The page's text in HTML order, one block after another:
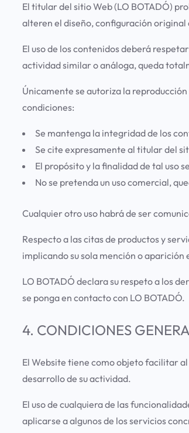
El titular del sitio Web (LO BOTADÓ)
alteren el diseño, configuración
El uso de los contenidos deberá
actividad similar o análoga, queda
Únicamente se autoriza la
condiciones:
Se mantenga la integridad de los
Se cite expresamente al titular del
El propósito y la finalidad de tal uso
No se pretenda un uso comercial,
Cualquier otro uso habrá de ser
Respecto a las citas de productos y
implicando su sola mención o
LO BOTADÓ declara su respeto a los
se ponga en contacto con LO BOTADÓ.
4. CONDICIONES
El Website tiene como objeto facilitar
desarrollo de su actividad.
El uso de cualquiera de las
aplicarse a algunos de los servicios